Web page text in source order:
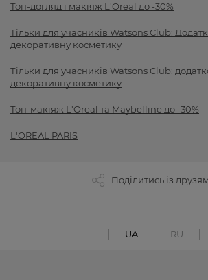
Топ-догляд і макіяж L'Oreal до -30%
Тільки для учасників Watsons Club:
декоративну косметику
Тільки для учасників Watsons Club:
декоративну косметику
Топ-макіяж L'Oreal та Maybelline до -30%
L'OREAL PARIS
Поділитись із
UA RU